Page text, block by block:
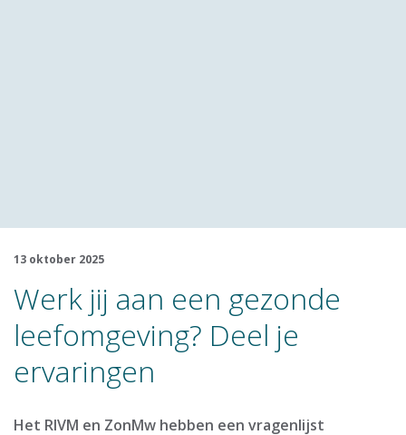
13 oktober 2025
Werk jij aan een gezonde
leefomgeving? Deel je
ervaringen
Het RIVM en ZonMw hebben een vragenlijst